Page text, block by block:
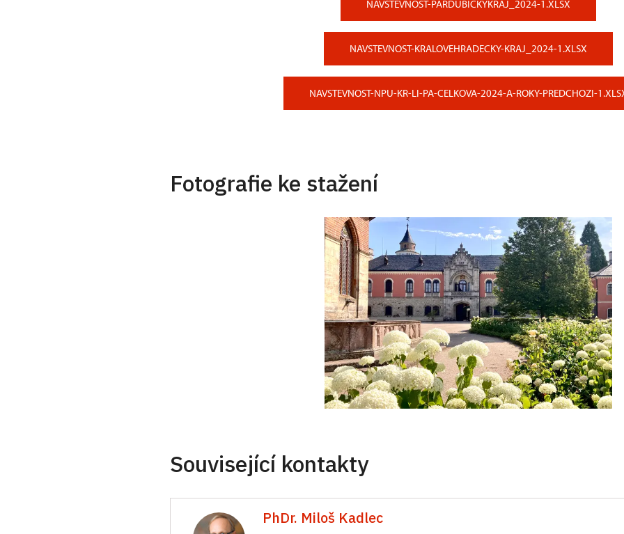
NAVSTEVNOST-PARDUBICKYKRAJ_2024-1.XLSX
NAVSTEVNOST-KRALOVEHRADECKY-KRAJ_2024-1.XLSX
NAVSTEVNOST-NPU-KR-LI-PA-CELKOVA-2024-A-ROKY-PREDCHOZI-
Fotografie ke stažení
Související kontakty
PhDr. Miloš Kadlec